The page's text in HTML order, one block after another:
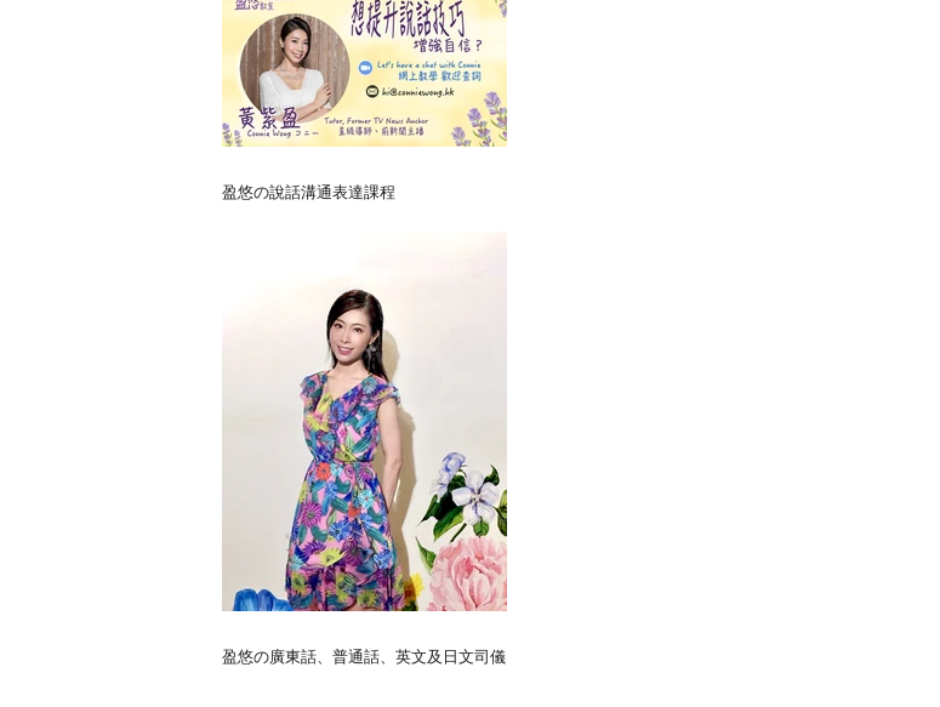
盈悠の說話溝通表達課程
盈悠の廣東話、普通話、英文及日文司儀